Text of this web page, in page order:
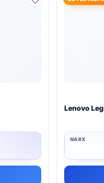
Lenovo